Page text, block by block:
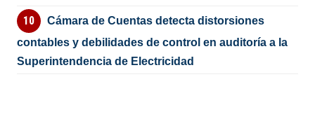
Cámara de Cuentas detecta distorsiones
contables y debilidades de control en auditoría a la
Superintendencia de Electricidad